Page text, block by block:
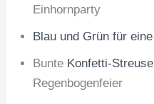
Einhornparty
Blau und Grün für
Bunte Konfetti-
Regenbogenfeier